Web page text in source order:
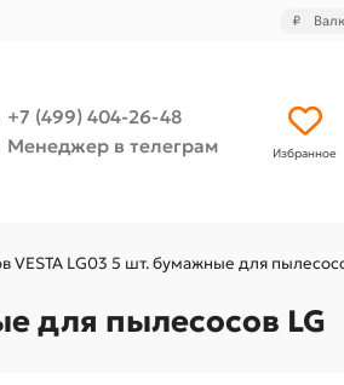
₽
+7 (499) 404-26-48
Менеджер в телеграм
Избранное
VESTA LG03 5 шт. бумажные для
для пылесосов LG